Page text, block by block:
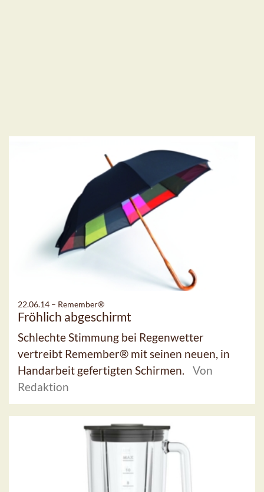
22.06.14 – Remember®
Fröhlich abgeschirmt
Schlechte Stimmung bei Regenwetter
vertreibt Remember® mit seinen neuen, in
Handarbeit gefertigten Schirmen.
Von
Redaktion